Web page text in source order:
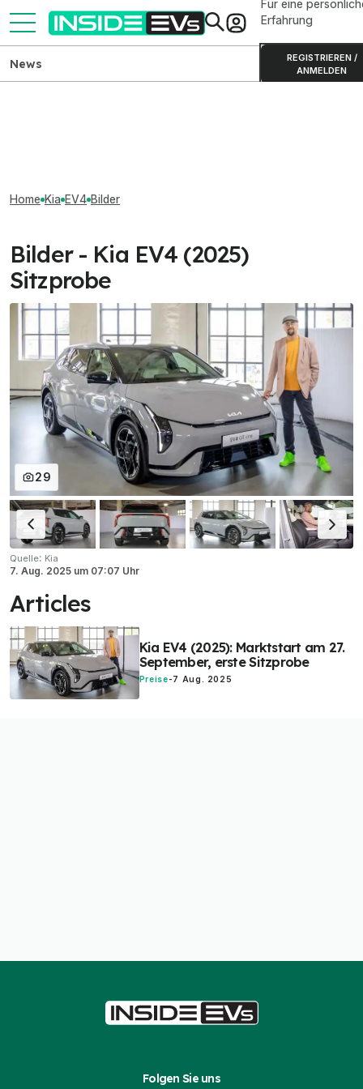
Für eine
Erfahrung
REGISTRIEREN /
ANMELDEN
News
Home Kia EV4 Bilder
Bilder - Kia EV4 (2025)
Sitzprobe
29
Quelle: Kia
7. Aug. 2025 um 07:07 Uhr
Articles
Kia EV4 (2025): Marktstart am 27.
September, erste Sitzprobe
Preise-7 Aug. 2025
Folgen Sie uns